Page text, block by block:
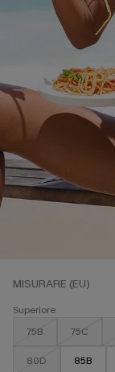
MISURARE (EU)
Superiore
75B
75C
80D 85B